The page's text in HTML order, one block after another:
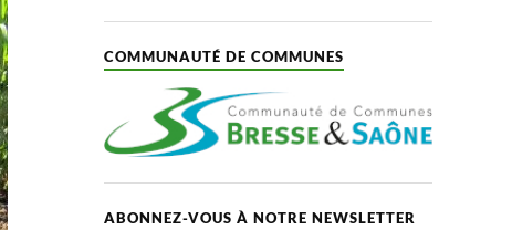
COMMUNAUTÉ DE COMMUNES
ABONNEZ-VOUS À NOTRE NEWSLETTER